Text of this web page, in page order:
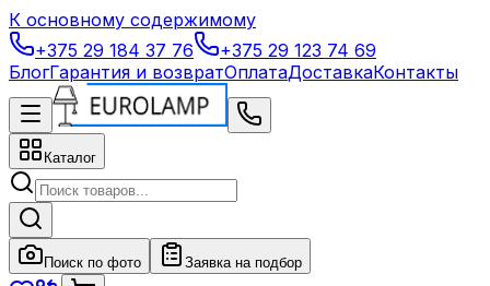
К основному содержимому
+375 29 184 37 76
+375 29 123 74 69
БлогГарантия и возвратОплатаДоставкаКонтакты
Каталог
Поиск по фото Заявка на подбор